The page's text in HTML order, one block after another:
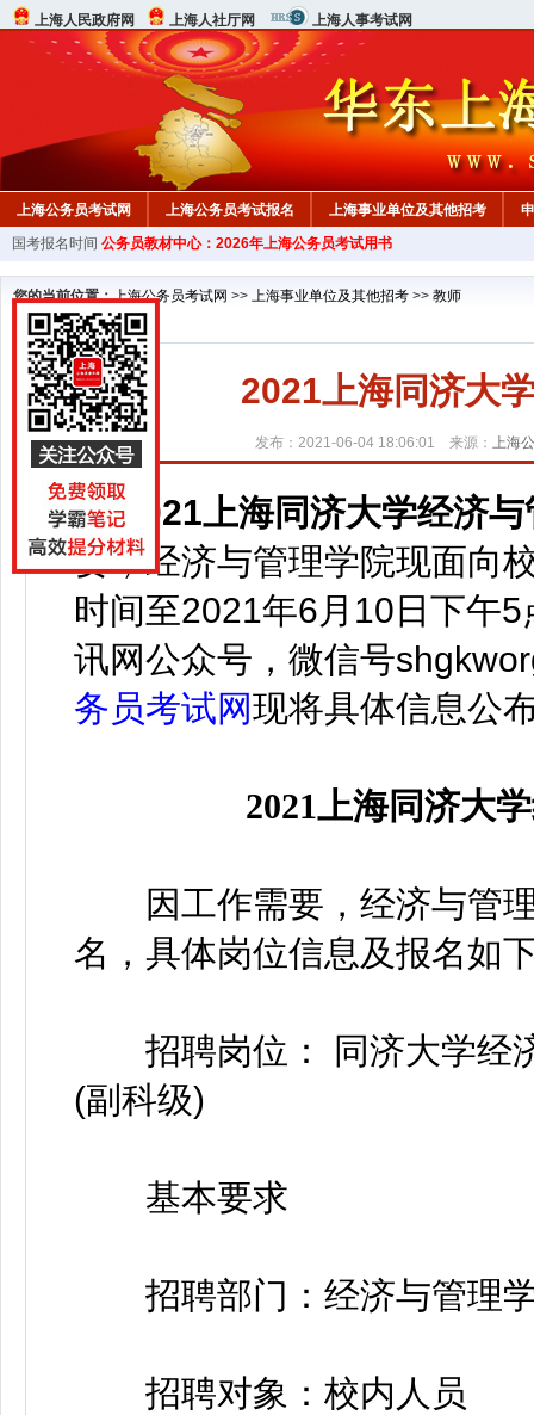
上海人民政府网 上海人社厅网 上海人事考试网
上海公务员考试网 上海公务员考试报名 上海事业单位及其他招考
行测真题 在线咨询 教材中心
国考报名时间 公务员教材中心：2026年上海公务员考试用书
您的当前位置：上海公务员考试网 >> 上海事业单位及其他招考 >> 教师
2021上海同济大
发布：2021-06-04 18:06:01 来源： 上海
2021上海同济大学经济
要，经济与管理学院现面向
时间至2021年6月10日下午
讯网公众号，微信号
务员考试网现将具体信息公
2021上海同济大
因工作需要，经济与管理
名，具体岗位信息及报名如
招聘岗位： 同济大学经
(副科级)
基本要求
招聘部门：经济与管理
招聘对象：校内人员